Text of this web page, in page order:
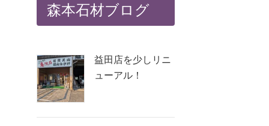
森本石材ブログ
益田店を少しリニ
ューアル！